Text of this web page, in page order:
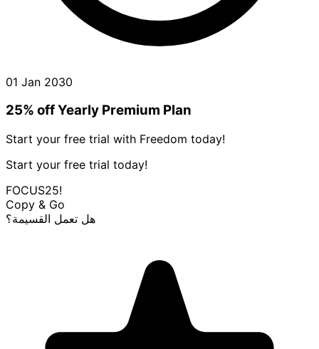
01 Jan 2030
25% off Yearly Premium Plan
Start your free trial with Freedom today!
Start your free trial today!
FOCUS25!
Copy & Go
هل تعمل القسيمة؟